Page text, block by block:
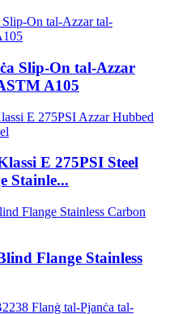
Slip-On tal-Azzar
A105
E 275PSI Steel
Stainle...
Flange Stainless